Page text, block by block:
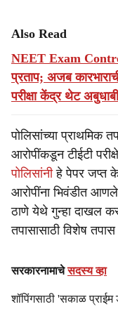
Also Read
NEET Exam
प्रताप; अजब
परीक्षा केंद्र थेट
पोलिसांच्या प्राथमिक
आरोपींकडून टीईटी
पोलिसांनीहे पेपर जप्त
आरोपींना भिवंडीत
ठाणे येथे गुन्हा दाखल
तपासासाठी विशेष
सरकारनामाचेसदस्य व्हा
शॉपिंगसाठी 'सकाळ प्राईम